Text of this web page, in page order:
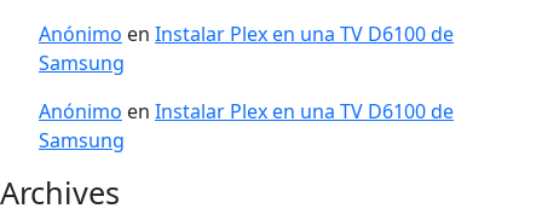
Anónimo en Instalar Plex en una TV D6100 de
Samsung
Anónimo en Instalar Plex en una TV D6100 de
Samsung
Archives